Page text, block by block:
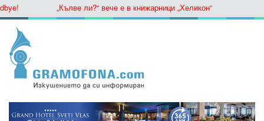
„Кълве ли?“ вече е в книжарници „Хеликон“